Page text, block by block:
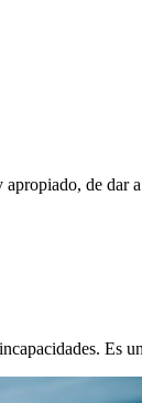
de dar
Es